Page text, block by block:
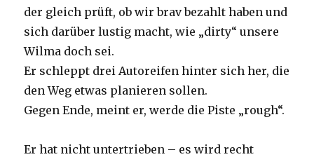
der gleich prüft, ob wir brav bezahlt haben und
sich darüber lustig macht, wie „dirty“ unsere
Wilma doch sei.
Er schleppt drei Autoreifen hinter sich her, die
den Weg etwas planieren sollen.
Gegen Ende, meint er, werde die Piste „rough“.
Er hat nicht untertrieben – es wird recht